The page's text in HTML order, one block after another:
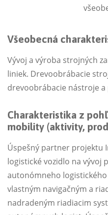
Všeobecná
Vývoj a výroba strojných
liniek. Drevoobrábacie
drevoobrábacie nástroje a
Charakteristika z
mobility (aktivity,
Úspešný partner projektu
logistické vozidlo na vývoj
autonómneho
vlastným navigačným a
nadradeným riadiacim